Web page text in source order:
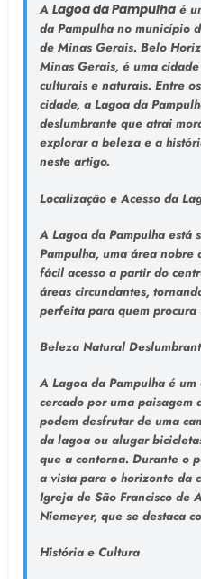
A Lagoa da Pampulha é
da Pampulha no município
de Minas Gerais. Belo
Minas Gerais, é uma
culturais e naturais. Entre
cidade, a Lagoa da
deslumbrante que atrai
explorar a beleza e a
neste artigo.
Localização e Acesso da
A Lagoa da Pampulha está
Pampulha, uma área nobre
fácil acesso a partir do
áreas circundantes,
perfeita para quem
Beleza Natural
A Lagoa da Pampulha é
cercado por uma paisagem
podem desfrutar de uma
da lagoa ou alugar
que a contorna. Durante o
a vista para o horizonte da
Igreja de São Francisco de
Niemeyer, que se destaca
História e Cultura